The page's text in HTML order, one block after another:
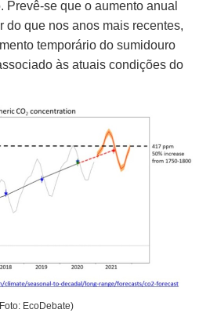
Prevê-se que o aumento anual
do que nos anos mais recentes,
temporário do sumidouro
às atuais condições do
EcoDebate)